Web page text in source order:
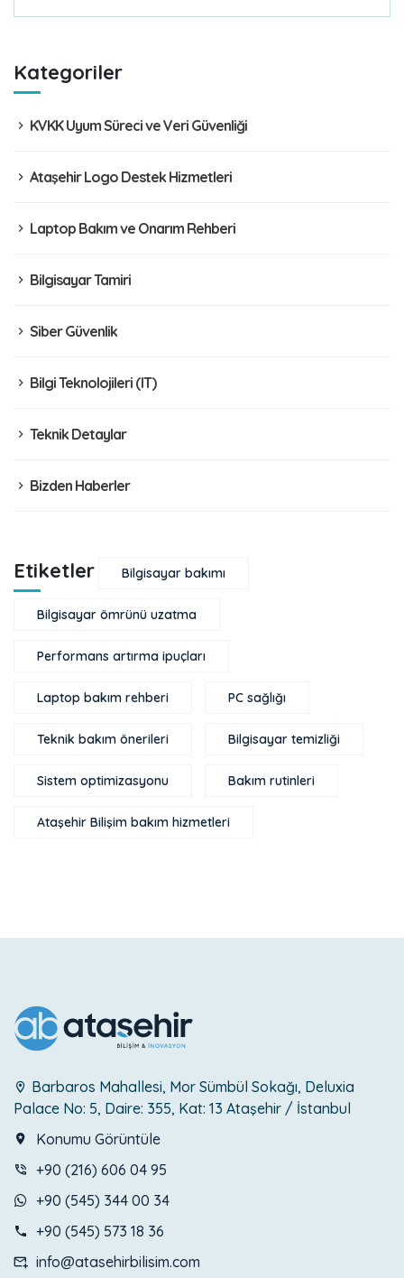
Kategoriler
KVKK Uyum Süreci ve Veri Güvenliği
Ataşehir Logo Destek Hizmetleri
Laptop Bakım ve Onarım Rehberi
Bilgisayar Tamiri
Siber Güvenlik
Bilgi Teknolojileri (IT)
Teknik Detaylar
Bizden Haberler
Etiketler Bilgisayar bakımı
Bilgisayar ömrünü uzatma
Performans artırma ipuçları
Laptop bakım rehberi PC sağlığı
Teknik bakım önerileri Bilgisayar temizliği
Sistem optimizasyonu Bakım rutinleri
Ataşehir Bilişim bakım hizmetleri
Barbaros Mahallesi, Mor Sümbül Sokağı, Deluxia
Palace No: 5, Daire: 355, Kat: 13 Ataşehir / İstanbul
Konumu Görüntüle
+90 (216) 606 04 95
+90 (545) 344 00 34
+90 (545) 573 18 36
info@atasehirbilisim.com